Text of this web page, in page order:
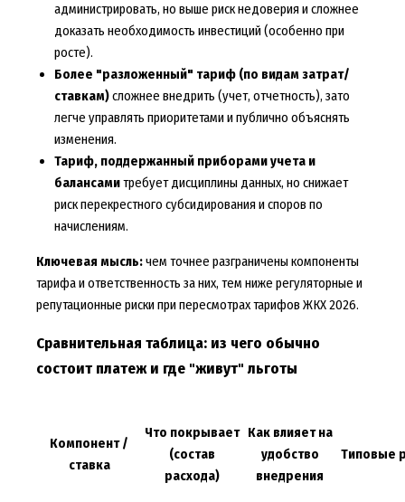
администрировать, но выше риск недоверия и сложнее
доказать необходимость инвестиций (особенно при
росте).
Более "разложенный" тариф (по видам затрат/
ставкам)сложнее внедрить (учет, отчетность), зато
легче управлять приоритетами и публично объяснять
изменения.
Тариф, поддержанный приборами учета и
балансамитребует дисциплины данных, но снижает
риск перекрестного субсидирования и споров по
начислениям.
Ключевая мысль:чем точнее разграничены компоненты
тарифа и ответственность за них, тем ниже регуляторные и
репутационные риски при пересмотрах тарифов ЖКХ 2026.
Сравнительная таблица: из чего обычно
состоит платеж и где "живут" льготы
Компонент /
ставка
Что покрывает
(состав
расхода)
Как влияет на
удобство
внедрения
Типовые